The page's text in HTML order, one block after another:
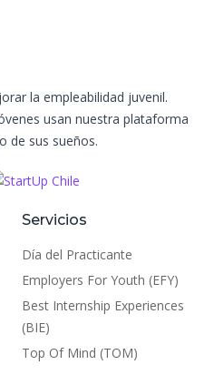
la empleabilidad juvenil.
usan nuestra plataforma
de sus sueños.
Servicios
Día del Practicante
Employers For Youth (EFY)
Best Internship Experiences
(BIE)
Top Of Mind (TOM)